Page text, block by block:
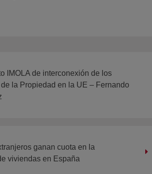
IMOLA de interconexión de los
de la Propiedad en la UE – Fernando
ganan cuota en la
viviendas en España